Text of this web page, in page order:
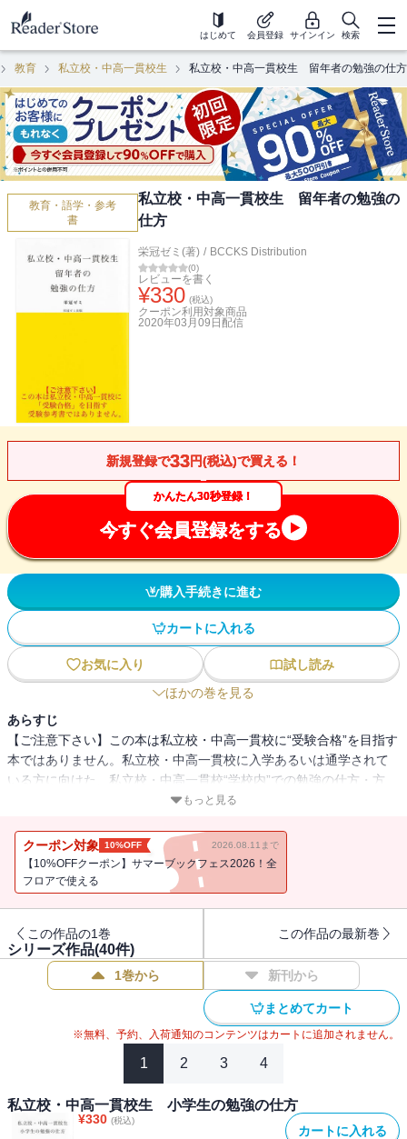
はじめて 会員登録 サインイン 検索
教育 私立校・中高一貫校生 私立校・中高一貫校生 留年者の勉強の仕方
教育・語学・参考
書
私立校・中高一貫校生 留年者の勉強の
仕方
栄冠ゼミ(著) / BCCKS Distribution
(0)
レビューを書く
¥330 (税込)
クーポン利用対象商品
2020年03月09日 配信
新規登録で33円(税込)で買える！
かんたん30秒登録！
今すぐ会員登録をする
購入手続きに進む
カートに入れる
お気に入り
試し読み
ほかの巻を見る
あらすじ
【ご注意下さい】この本は私立校・中高一貫校に“受験合格”を目指す
本ではありません。私立校・中高一貫校に入学あるいは通学されて
いる方に向けた、私立校・中高一貫校“学校内”での勉強の仕方・方
法、定期テスト前の勉強、成績の取り方などを提案するものとなり
現在、私立校・中高一貫校に通われていて、今の学校での進級・進
学に不安がある方に、自分の進級・進学を、進路を深く考え、学校
での「定期テスト」「成績」の取り方を提案致します。
もっと見る
クーポン対象 10%OFF 2026.08.11まで
【10%OFFクーポン】サマーブックフェス2026！全
フロアで使える
この作品の1巻 この作品の最新巻
シリーズ作品(40件)
1巻から 新刊から
まとめてカート
※無料、予約、入荷通知のコンテンツはカートに追加されません。
1 2 3 4
私立校・中高一貫校生 小学生の勉強の仕方
¥330 (税込)
カートに入れる